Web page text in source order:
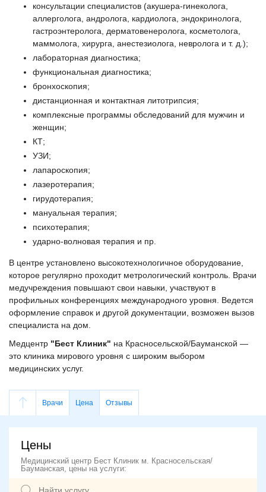
консультации специалистов (акушера-гинеколога,
аллерголога, андролога, кардиолога, эндокринолога,
гастроэнтеролога, дерматовенеролога, косметолога,
маммолога, хирурга, анестезиолога, невролога и т. д.);
лабораторная диагностика;
функциональная диагностика;
бронхоскопия;
дистанционная и контактная литотрипсия;
комплексные программы обследований для мужчин и
женщин;
КТ;
УЗИ;
лапароскопия;
лазеротерапия;
гирудотерапия;
мануальная терапия;
психотерапия;
ударно-волновая терапия и пр.
В центре установлено высокотехнологичное оборудование,
которое регулярно проходит метрологический контроль. Врачи
медучреждения повышают свои навыки, участвуют в
профильных конференциях международного уровня. Ведется
оформление справок и другой документации, возможен вызов
специалиста на дом.
Медцентр "Бест Клиник" на Красносельской/Бауманской —
это клиника мирового уровня с широким выбором
медицинских услуг.
Врачи Цена Отзывы
Цены
Медицинский центр Бест Клиник м. Красносельская/
Бауманская, цены на услуги: